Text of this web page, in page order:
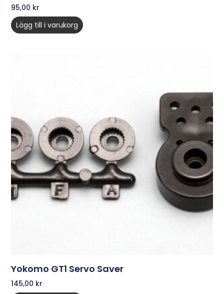
95,00 kr
Lägg till i varukorg
Yokomo GT1 Servo Saver
145,00 kr